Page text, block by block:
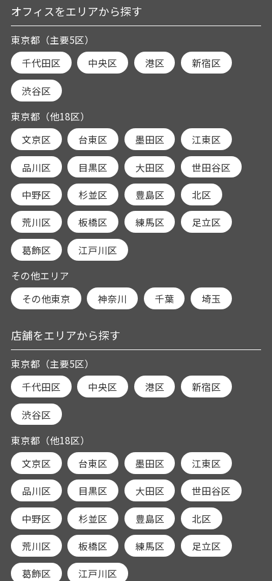
オフィスをエリアから探す
東京都（主要5区）
千代田区
中央区 港区 新宿区
渋谷区
東京都（他18区）
文京区
台東区 墨田区 江東区
品川区 目黒区 大田区 世田谷区
中野区 杉並区 豊島区 北区
荒川区 板橋区 練馬区 足立区
葛飾区
江戸川区
その他エリア
その他東京
神奈川 千葉 埼玉
店舗をエリアから探す
東京都（主要5区）
千代田区
中央区 港区 新宿区
渋谷区
東京都（他18区）
文京区
台東区 墨田区 江東区
品川区 目黒区 大田区 世田谷区
中野区 杉並区 豊島区 北区
荒川区 板橋区 練馬区 足立区
葛飾区
江戸川区